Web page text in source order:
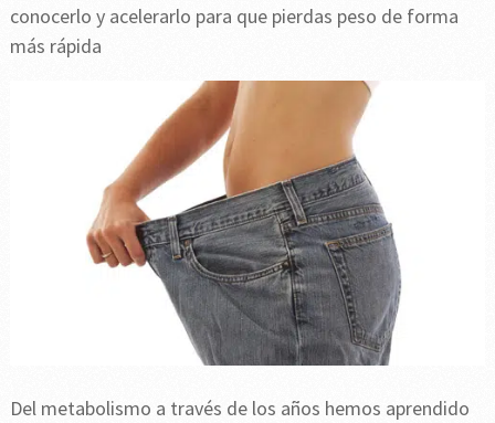
conocerlo y acelerarlo para que pierdas peso de forma
más rápida
Del metabolismo a través de los años hemos aprendido